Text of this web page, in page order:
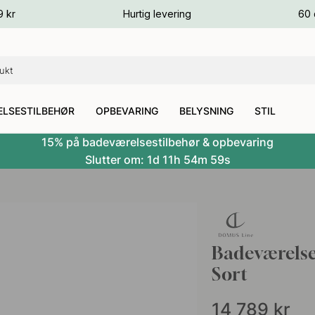
kr Hurtig levering 60
OPBEVARING BELYSNING STIL
15% på badeværelsestilbehør & opbevaring
Slutter om: 1d 11h 54m 58s
Sort
14 789 kr